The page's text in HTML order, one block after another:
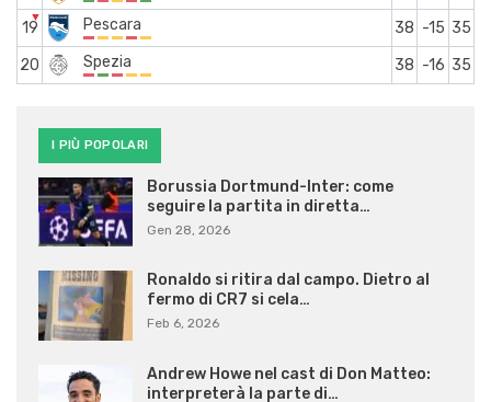
19
▼ Pescara 38 -15 35
20
Spezia 38 -16 35
I PIÙ POPOLARI
Borussia Dortmund-Inter: come
seguire la partita in diretta…
Gen 28, 2026
Ronaldo si ritira dal campo. Dietro al
fermo di CR7 si cela…
Feb 6, 2026
Andrew Howe nel cast di Don Matteo:
interpreterà la parte di…